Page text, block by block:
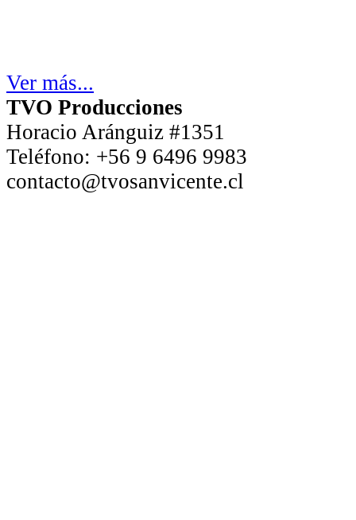
Ver más...
TVO Producciones
Horacio Aránguiz #1351
Teléfono: +56 9 6496 9983
contacto@tvosanvicente.cl